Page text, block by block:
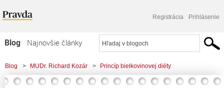
Registrácia Prihlásenie
Blog
Najnovšie články
Najčítanejšie články
Najkomentovanejšie články
Blog > MUDr. Richard Kozár > Princíp bielkovinovej diéty